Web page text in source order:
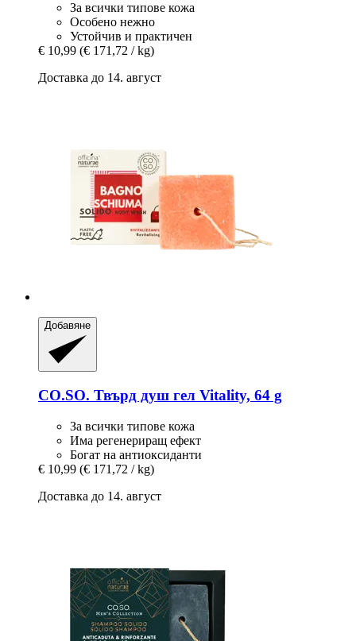
За всички типове кожа
Особено нежно
Устойчив и практичен
€ 10,99 (€ 171,72 / kg)
Доставка до 14. август
Добавяне
CO.SO. Твърд душ гел Vitality, 64 g
За всички типове кожа
Има регенериращ ефект
Богат на антиоксиданти
€ 10,99 (€ 171,72 / kg)
Доставка до 14. август